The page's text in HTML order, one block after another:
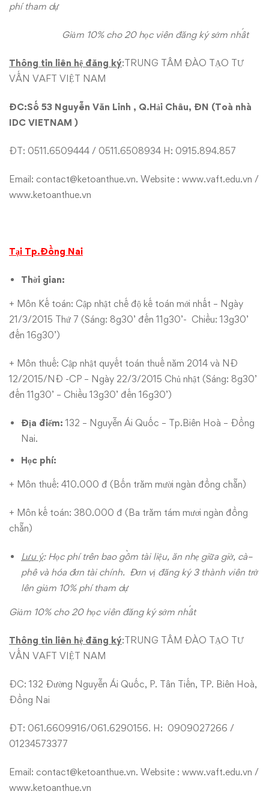
phí tham dự
Giảm 10% cho 20 học viên đăng ký sớm nhất
Thông tin liên hệ đăng ký:TRUNG TÂM ĐÀO TẠO TƯ
VẤN VAFT VIỆT NAM
ĐC:Số 53 Nguyễn Văn Linh , Q.Hải Châu, ĐN (Toà nhà
IDC VIETNAM )
ĐT: 0511.6509444 / 0511.6508934 H: 0915.894.857
Email: contact@ketoanthue.vn. Website : www.vaft.edu.vn /
www.ketoanthue.vn
Tại Tp.Đồng Nai
Thời gian:
+ Môn Kế toán: Cập nhật chế độ kế toán mới nhất – Ngày
21/3/2015 Thứ 7 (Sáng: 8g30’ đến 11g30’- Chiều: 13g30’
đến 16g30’)
+ Môn thuế: Cập nhật quyết toán thuế năm 2014 và NĐ
12/2015/NĐ -CP – Ngày 22/3/2015 Chủ nhật (Sáng: 8g30’
đến 11g30’ – Chiều 13g30’ đến 16g30’)
Địa điểm: 132 – Nguyễn Ái Quốc – Tp.Biên Hoà – Đồng
Nai.
Học phí:
+ Môn thuế: 410.000 đ (Bốn trăm mười ngàn đồng chẵn)
+ Môn kế toán: 380.000 đ (Ba trăm tám mươi ngàn đồng
chẵn)
Lưu ý: Học phí trên bao gồm tài liệu, ăn nhẹ giữa giờ, cà–
phê và hóa đơn tài chính. Đơn vị đăng ký 3 thành viên trở
lên giảm 10% phí tham dự
Giảm 10% cho 20 học viên đăng ký sớm nhất
Thông tin liên hệ đăng ký:TRUNG TÂM ĐÀO TẠO TƯ
VẤN VAFT VIỆT NAM
ĐC: 132 Đường Nguyễn Ái Quốc, P. Tân Tiến, TP. Biên Hoà,
Đồng Nai
ĐT: 061.6609916/061.6290156. H: 0909027266 /
01234573377
Email: contact@ketoanthue.vn. Website : www.vaft.edu.vn /
www.ketoanthue.vn